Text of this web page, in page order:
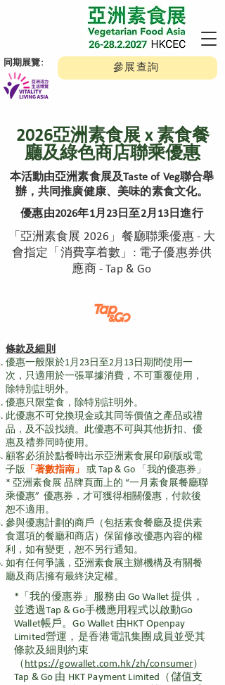
參展查詢
​同期展覽:
2026亞洲素食展 x 素食餐
廳及綠色商店聯乘優惠
本活動由亞洲素食展及Taste of Veg聯合舉
辦，共同推廣健康、美味的素食文化。
優惠由2026年1月23日至2月13日進行
「亞洲素食展 2026」餐廳聯乘優惠 - 大
會指定「消費享着數」: 電子優惠券供
應商 - Tap & Go
條款及細則
優惠一般限於1月23日至2月13日期間使用一
次，只適用於一張單據消費，不可重覆使用，
除特別註明外。
優惠只限堂食，除特別註明外。
此優惠不可兌換現金或其同等價值之產品或禮
品，及不設找續。此優惠不可與其他折扣、優
惠及禮券同時使用。
顧客必須於點餐時出示亞洲素食展印刷版或電
子版 「著數指南」 或 Tap & Go 「我的優惠券」
* 亞洲素食展 品牌頁面上的 “一月素食展餐廳聯
乘優惠” 優惠券，才可獲得相關優惠，付款後
恕不適用。
參與優惠計劃的商戶（包括素食餐廳及提供素
食選項的餐廳和商店）保留修改優惠內容的權
利，如有變更，恕不另行通知。
如有任何爭議，亞洲素食展主辦機構及有關餐
廳及商店擁有最終決定權。
*「我的優惠券」服務由 Go Wallet 提供，
並透過Tap & Go手機應用程式以啟動Go
Wallet帳戶。Go Wallet 由HKT Openpay
Limited營運，是香港電訊集團成員並受其
條款及細則約束
（ https://gowallet.com.hk/zh/consumer ）
Tap & Go 由 HKT Payment Limited（儲值支